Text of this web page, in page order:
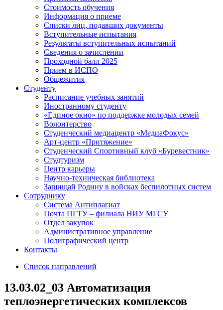
Стоимость обучения
Информация о приеме
Списки лиц, подавших документы
Вступительные испытания
Результаты вступительных испытаний
Сведения о зачислении
Проходной балл 2025
Прием в ИСПО
Общежития
Студенту
Расписание учебных занятий
Иностранному студенту
«Единое окно» по поддержке молодых семей
Волонтерство
Студенческий медиацентр «МедиаФокус»
Арт-центр «Притяжение»
Студенческий Спортивный клуб «Буревестник»
Студтуризм
Центр карьеры
Научно-техническая библиотека
Защищай Родину в войсках беспилотных систем
Сотруднику
Система Антиплагиат
Почта ПГТУ – филиала НИУ МГСУ
Отдел закупок
Административное управление
Полиграфический центр
Контакты
Список направлений
13.03.02_03 Автоматизация
теплоэнергетических комплексов